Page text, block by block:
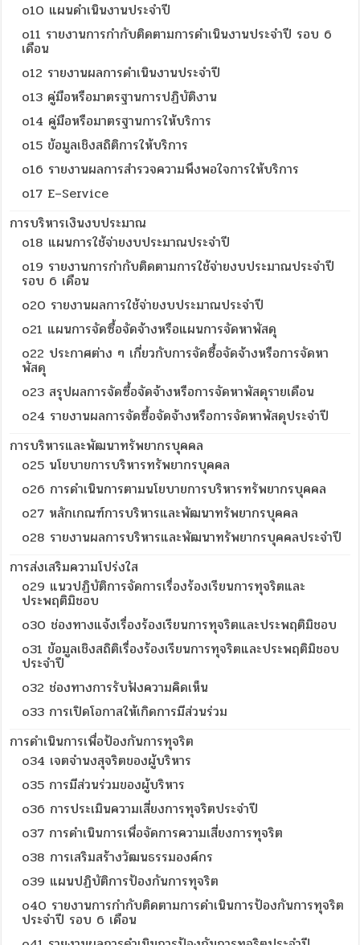
o10 แผนดำเนินงานประจำปี
o11 รายงานการกำกับติดตามการดำเนินงานประจำปี รอบ 6
เดือน
o12 รายงานผลการดำเนินงานประจำปี
o13 คู่มือหรือมาตรฐานการปฏิบัติงาน
o14 คู่มือหรือมาตรฐานการให้บริการ
o15 ข้อมูลเชิงสถิติการให้บริการ
o16 รายงานผลการสำรวจความพึงพอใจการให้บริการ
o17 E–Service
การบริหารเงินงบประมาณ
o18 แผนการใช้จ่ายงบประมาณประจำปี
o19 รายงานการกำกับติดตามการใช้จ่ายงบประมาณประจำปี
รอบ 6 เดือน
o20 รายงานผลการใช้จ่ายงบประมาณประจำปี
o21 แผนการจัดซื้อจัดจ้างหรือแผนการจัดหาพัสดุ
o22 ประกาศต่าง ๆ เกี่ยวกับการจัดซื้อจัดจ้างหรือการจัดหา
พัสดุ
o23 สรุปผลการจัดซื้อจัดจ้างหรือการจัดหาพัสดุรายเดือน
o24 รายงานผลการจัดซื้อจัดจ้างหรือการจัดหาพัสดุประจำปี
การบริหารและพัฒนาทรัพยากรบุคคล
o25 นโยบายการบริหารทรัพยากรบุคคล
o26 การดำเนินการตามนโยบายการบริหารทรัพยากรบุคคล
o27 หลักเกณฑ์การบริหารและพัฒนาทรัพยากรบุคคล
o28 รายงานผลการบริหารและพัฒนาทรัพยากรบุคคลประจำปี
การส่งเสริมความโปร่งใส
o29 แนวปฏิบัติการจัดการเรื่องร้องเรียนการทุจริตและ
ประพฤติมิชอบ
o30 ช่องทางแจ้งเรื่องร้องเรียนการทุจริตและประพฤติมิชอบ
o31 ข้อมูลเชิงสถิติเรื่องร้องเรียนการทุจริตและประพฤติมิชอบ
ประจำปี
o32 ช่องทางการรับฟังความคิดเห็น
o33 การเปิดโอกาสให้เกิดการมีส่วนร่วม
การดำเนินการเพื่อป้องกันการทุจริต
o34 เจตจำนงสุจริตของผู้บริหาร
o35 การมีส่วนร่วมของผู้บริหาร
o36 การประเมินความเสี่ยงการทุจริตประจำปี
o37 การดำเนินการเพื่อจัดการความเสี่ยงการทุจริต
o38 การเสริมสร้างวัฒนธรรมองค์กร
o39 แผนปฏิบัติการป้องกันการทุจริต
o40 รายงานการกำกับติดตามการดำเนินการป้องกันการทุจริต
ประจำปี รอบ 6 เดือน